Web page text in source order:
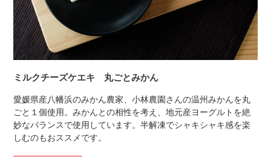
ミルクチーズケエキ 丸ごとみかん
愛媛県産八幡浜のみかん農家、小林農園さんの温州みかんを丸
ごと１個使用。みかんとの相性を考え、地元産ヨーグルトを絶
妙なバランスで使用しています。半解凍でシャキシャキ感を楽
しむのもおススメです。